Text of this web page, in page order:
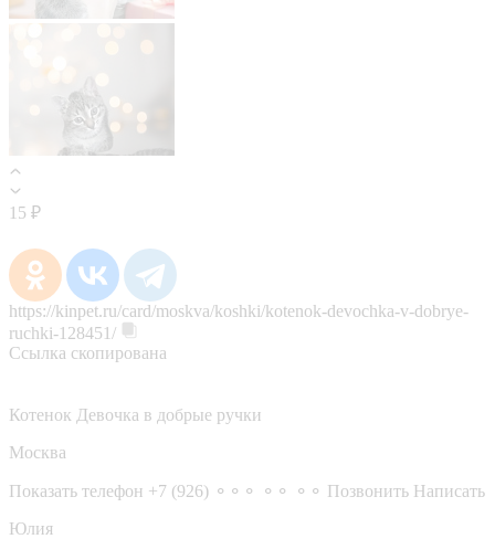
15 ₽
https://kinpet.ru/card/moskva/koshki/kotenok-devochka-v-dobrye-
ruchki-128451/
Ссылка скопирована
Котенок Девочка в добрые ручки
Москва
Показать телефон +7 (926) ⚬⚬⚬ ⚬⚬ ⚬⚬ Позвонить Написать
Юлия